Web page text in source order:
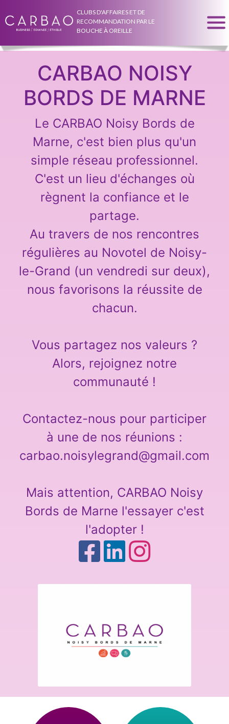
CLUBS D'AFFAIRES ET DE
RECOMMANDATION PAR LE
BOUCHE À OREILLE
CARBAO NOISY
BORDS DE MARNE
Le CARBAO Noisy Bords de
Marne, c'est bien plus qu'un
simple réseau professionnel.
C'est un lieu d'échanges où
règnent la confiance et le
partage.
Au travers de nos rencontres
régulières au Novotel de Noisy-
le-Grand (un vendredi sur deux),
nous favorisons la réussite de
chacun.
Vous partagez nos valeurs ?
Alors, rejoignez notre
communauté !
Contactez-nous pour participer
à une de nos réunions :
carbao.noisylegrand@gmail.com
Mais attention, CARBAO Noisy
Bords de Marne l'essayer c'est
l'adopter !